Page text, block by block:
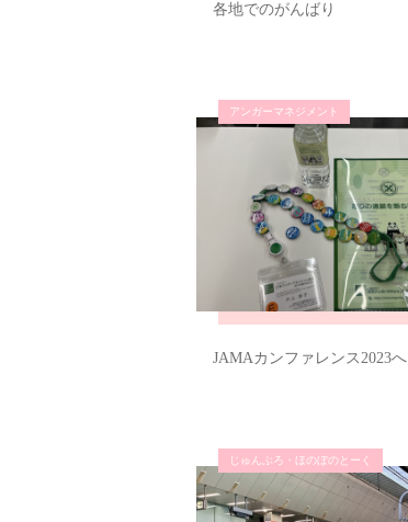
各地でのがんばり
アンガーマネジメント
JAMAカンファレンス2023へ
じゅんぶろ・ほのぼのとーく